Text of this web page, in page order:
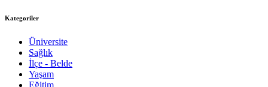
Kategoriler
Üniversite
Sağlık
İlçe - Belde
Yaşam